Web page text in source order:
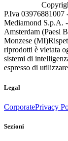
P.Iva
Mediamond S.p.A.
Amsterdam (Paesi
Monzese (MI)
riprodotti è vietata
sistemi di
espresso di
Legal
CorporatePrivacy
Sezioni